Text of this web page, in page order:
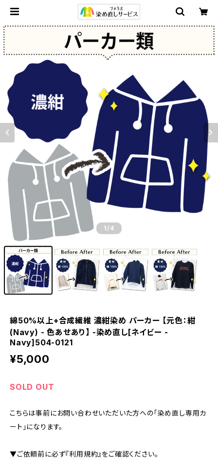
1 /4
綿50%以上+合成繊維 濃紺染め パーカー 【元色：紺
(Navy) - 色あせあり】 -染め直し[ネイビー -
Navy]504-0121
¥5,000
SOLD OUT
こちらは事前にお問い合わせいただいた方への「染め直し専用カ
ート」になります。
▼ご依頼前に必ず『利用規約』をご確認ください。